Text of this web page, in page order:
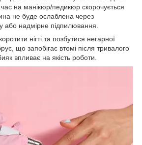
на манікюр/педикюр скорочується
не буде ослаблена через
або надмірне підпилювання.
нігті та позбутися негарної
що запобігає втомі після тривалого
впливає на якість роботи.